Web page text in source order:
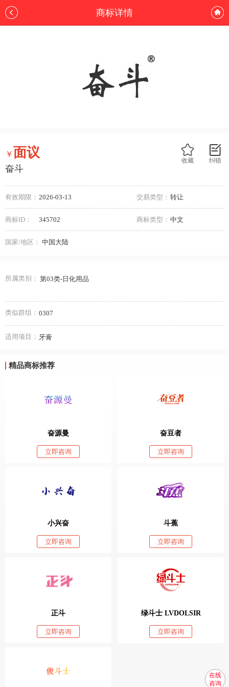
商标详情
纠错
收藏
￥面议
奋斗
有效期限： 2026-03-13 交易类型： 转让
商标ID： 345702 商标类型： 中文
国家/地区： 中国大陆
所属类别： 第03类-日化用品
类似群组： 0307
适用项目： 牙膏
精品商标推荐
奋源曼
立即咨询
奋豆者
立即咨询
小兴奋
立即咨询
斗蕉
立即咨询
正斗
立即咨询
绿斗士 LVDOLSIR
立即咨询
在线
咨询